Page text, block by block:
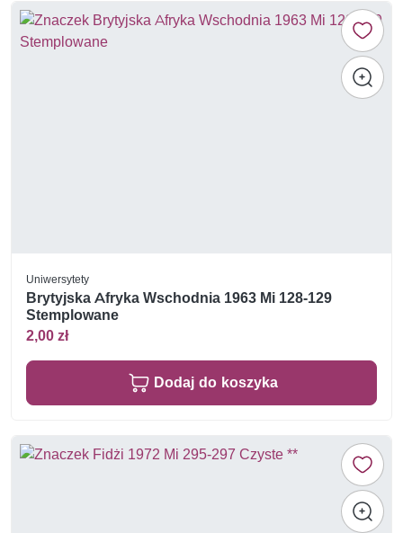
Uniwersytety
Brytyjska Afryka Wschodnia 1963 Mi 128-129
Stemplowane
2,00 zł
Dodaj do koszyka